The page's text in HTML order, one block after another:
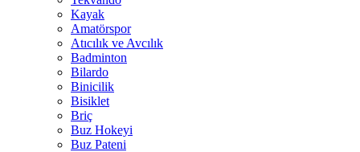
Kayak
Amatörspor
Atıcılık ve Avcılık
Badminton
Bilardo
Binicilik
Bisiklet
Briç
Buz Hokeyi
Buz Pateni